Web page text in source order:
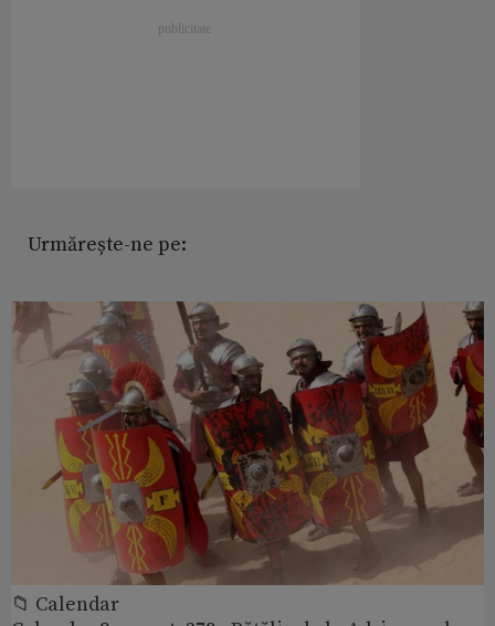
Urmărește-ne pe:
📁 Calendar